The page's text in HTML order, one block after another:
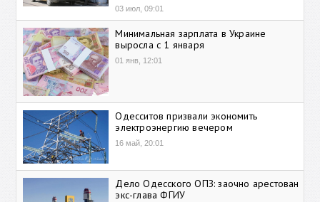
03 июл, 09:01
Минимальная зарплата в Украине
выросла с 1 января
01 янв, 12:01
Одесситов призвали экономить
электроэнергию вечером
16 май, 20:01
Дело Одесского ОПЗ: заочно арестован
экс-глава ФГИУ